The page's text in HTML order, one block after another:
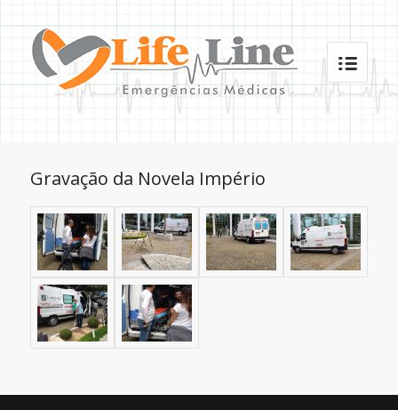
Gravação da Novela Império